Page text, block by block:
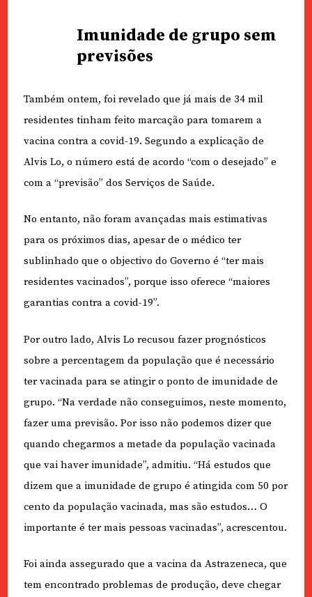
Imunidade de grupo sem
previsões
Também ontem, foi revelado que já mais de 34 mil
residentes tinham feito marcação para tomarem a
vacina contra a covid-19. Segundo a explicação de
Alvis Lo, o número está de acordo “com o desejado” e
com a “previsão” dos Serviços de Saúde.
No entanto, não foram avançadas mais estimativas
para os próximos dias, apesar de o médico ter
sublinhado que o objectivo do Governo é “ter mais
residentes vacinados”, porque isso oferece “maiores
garantias contra a covid-19”.
Por outro lado, Alvis Lo recusou fazer prognósticos
sobre a percentagem da população que é necessário
ter vacinada para se atingir o ponto de imunidade de
grupo. “Na verdade não conseguimos, neste momento,
fazer uma previsão. Por isso não podemos dizer que
quando chegarmos a metade da população vacinada
que vai haver imunidade”, admitiu. “Há estudos que
dizem que a imunidade de grupo é atingida com 50 por
cento da população vacinada, mas são estudos… O
importante é ter mais pessoas vacinadas”, acrescentou.
Foi ainda assegurado que a vacina da Astrazeneca, que
tem encontrado problemas de produção, deve chegar